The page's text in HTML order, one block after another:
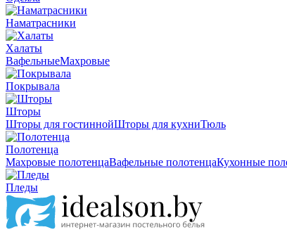
Наматрасники
Халаты
ВафельныеМахровые
Покрывала
Шторы
Шторы для гостиннойШторы для кухниТюль
Полотенца
Махровые полотенцаВафельные полотенцаКухонные
Пледы